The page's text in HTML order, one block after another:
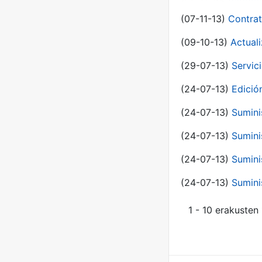
(07-11-13)
(09-10-13)
(29-07-13)
(24-07-13)
(24-07-13)
(24-07-13)
(24-07-13)
(24-07-13)
1 - 10